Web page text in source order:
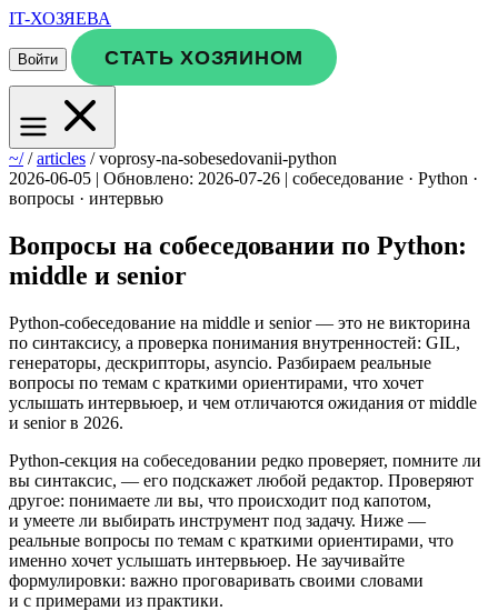
IT-ХОЗЯЕВА
Войти СТАТЬ ХОЗЯИНОМ
~/ / articles / voprosy-na-sobesedovanii-python
2026-06-05 | Обновлено: 2026-07-26 | собеседование · Python ·
вопросы · интервью
Вопросы на собеседовании по Python:
middle и senior
Python-собеседование на middle и senior — это не викторина
по синтаксису, а проверка понимания внутренностей: GIL,
генераторы, дескрипторы, asyncio. Разбираем реальные
вопросы по темам с краткими ориентирами, что хочет
услышать интервьюер, и чем отличаются ожидания от middle
и senior в 2026.
Python-секция на собеседовании редко проверяет, помните ли
вы синтаксис, — его подскажет любой редактор. Проверяют
другое: понимаете ли вы, что происходит под капотом,
и умеете ли выбирать инструмент под задачу. Ниже —
реальные вопросы по темам с краткими ориентирами, что
именно хочет услышать интервьюер. Не заучивайте
формулировки: важно проговаривать своими словами
и с примерами из практики.